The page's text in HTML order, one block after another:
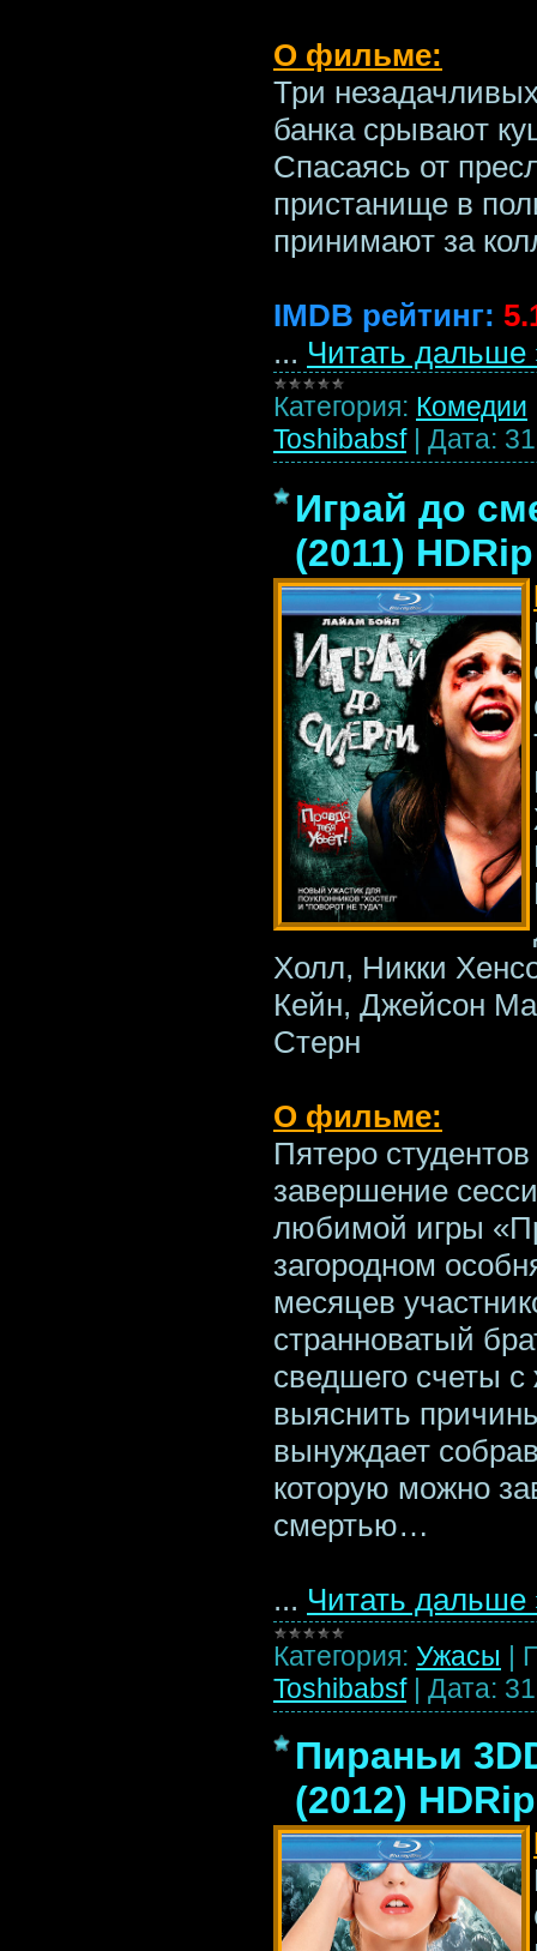
О фильме:
Три
банка срывают
Спасаясь от
пристанище в
принимают за
IMDB рейтинг:
... Читать дальше
Категория: Комедии
Toshibabsf | Дата:
Играй до
(2011) HDRip
Холл, Никки
Кейн, Джейсон
Стерн
О фильме:
Пятеро
завершение
любимой игры
загородном
месяцев
странноватый
сведшего счеты
выяснить
вынуждает
которую можно
смертью…
... Читать дальше
Категория: Ужасы |
Toshibabsf | Дата:
Пираньи
(2012) HDRip